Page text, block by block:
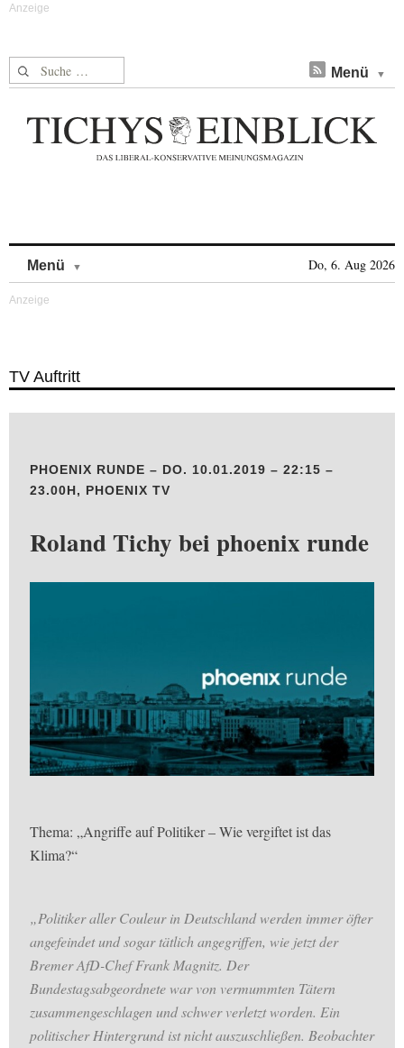
Suche nach: Menü
Menü Do, 6. Aug 2026
TV Auftritt
PHOENIX RUNDE – DO. 10.01.2019 – 22:15 –
23.00H, PHOENIX TV
Roland Tichy bei phoenix runde
Thema: „Angriffe auf Politiker – Wie vergiftet ist das
Klima?“
„Politiker aller Couleur in Deutschland werden immer öfter
angefeindet und sogar tätlich angegriffen, wie jetzt der
Bremer AfD-Chef Frank Magnitz. Der
Bundestagsabgeordnete war von vermummten Tätern
zusammengeschlagen und schwer verletzt worden. Ein
politischer Hintergrund ist nicht auszuschließen. Beobachter